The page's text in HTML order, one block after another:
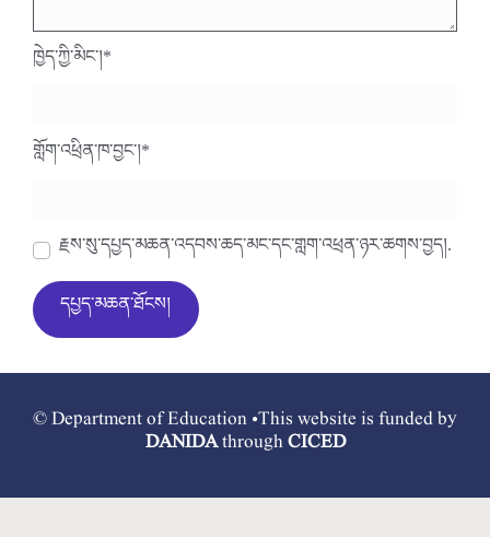
ཁྱེད་ཀྱི་མིང་།*
གློག་འཕྲིན་ཁ་བྱང་།*
རྗེས་སུ་དཔྱད་མཆན་འདེབས་ཆེད་མིང་དང་གློག་འཕྲིན་ཉར་ཚགས་བྱེད།.
© Department of Education •This website is funded by
DANIDAthroughCICED